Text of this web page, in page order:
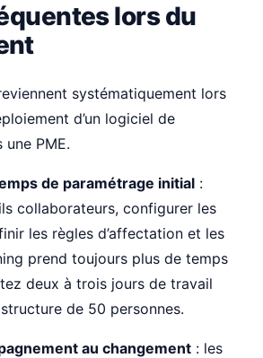
lors du
systématiquement lors
d’un logiciel de
PME.
de paramétrage initial :
collaborateurs, configurer les
les règles d’affectation et les
prend toujours plus de temps
deux à trois jours de travail
de 50 personnes.
au changement : les